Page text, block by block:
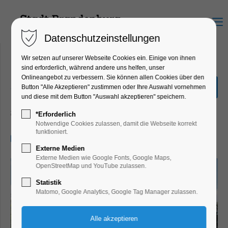
Menu
„Stadtrundfahrt“ 2,0
Stunden
Schiffrundfahrt
Datenschutzeinstellungen
Wir setzen auf unserer Webseite Cookies ein. Einige von ihnen
sind erforderlich, während andere uns helfen, unser
Onlineangebot zu verbessern. Sie können allen Cookies über den
Button "Alle Akzeptieren" zustimmen oder Ihre Auswahl vornehmen
und diese mit dem Button "Auswahl akzeptieren" speichern.
*Erforderlich
Notwendige Cookies zulassen, damit die Webseite korrekt
funktioniert.
Externe Medien
Externe Medien wie Google Fonts, Google Maps,
OpenStreetMap und YouTube zulassen.
Statistik
Matomo, Google Analytics, Google Tag Manager zulassen.